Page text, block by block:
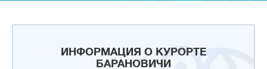
ИНФОРМАЦИЯ О КУРОРТЕ
БАРАНОВИЧИ